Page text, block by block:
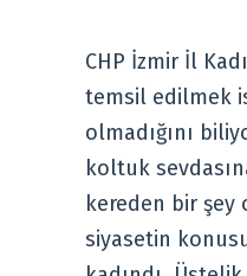
CHP İzmir İl
temsil edilmek
olmadığını
koltuk
kereden bir şey
siyasetin